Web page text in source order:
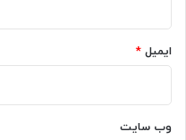
ایمیل *
وب‌ سایت